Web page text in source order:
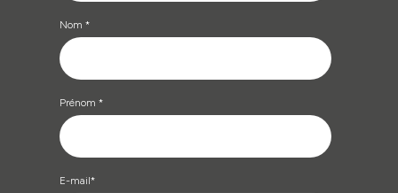
Nom *
Prénom *
E-mail*